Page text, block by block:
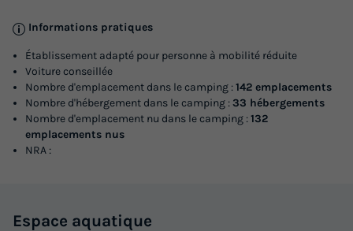
Informations pratiques
Établissement adapté pour personne à mobilité réduite
Voiture conseillée
Nombre d'emplacement dans le camping :142 emplacements
Nombre d'hébergement dans le camping :33 hébergements
Nombre d'emplacement nu dans le camping :132
emplacements nus
NRA :
Espace aquatique